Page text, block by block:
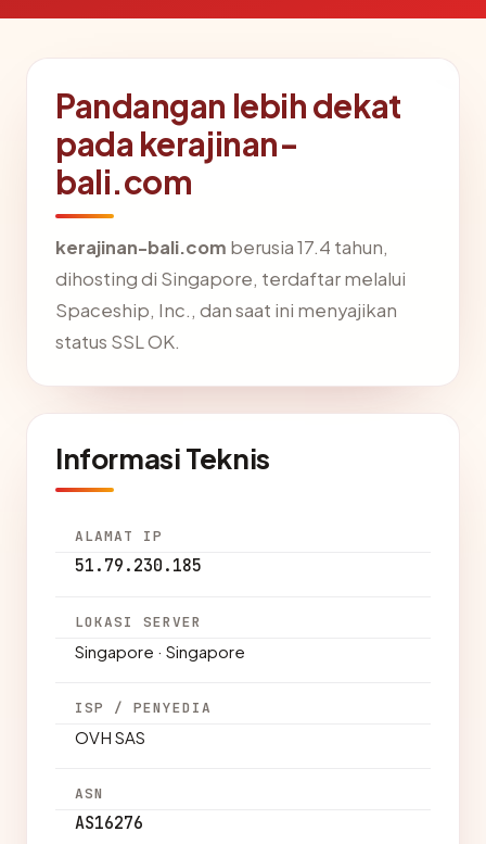
Pandangan lebih dekat
pada kerajinan-
bali.com
kerajinan-bali.com berusia 17.4 tahun,
dihosting di Singapore, terdaftar melalui
Spaceship, Inc., dan saat ini menyajikan
status SSL OK.
Informasi Teknis
ALAMAT IP
51.79.230.185
LOKASI SERVER
Singapore · Singapore
ISP / PENYEDIA
OVH SAS
ASN
AS16276